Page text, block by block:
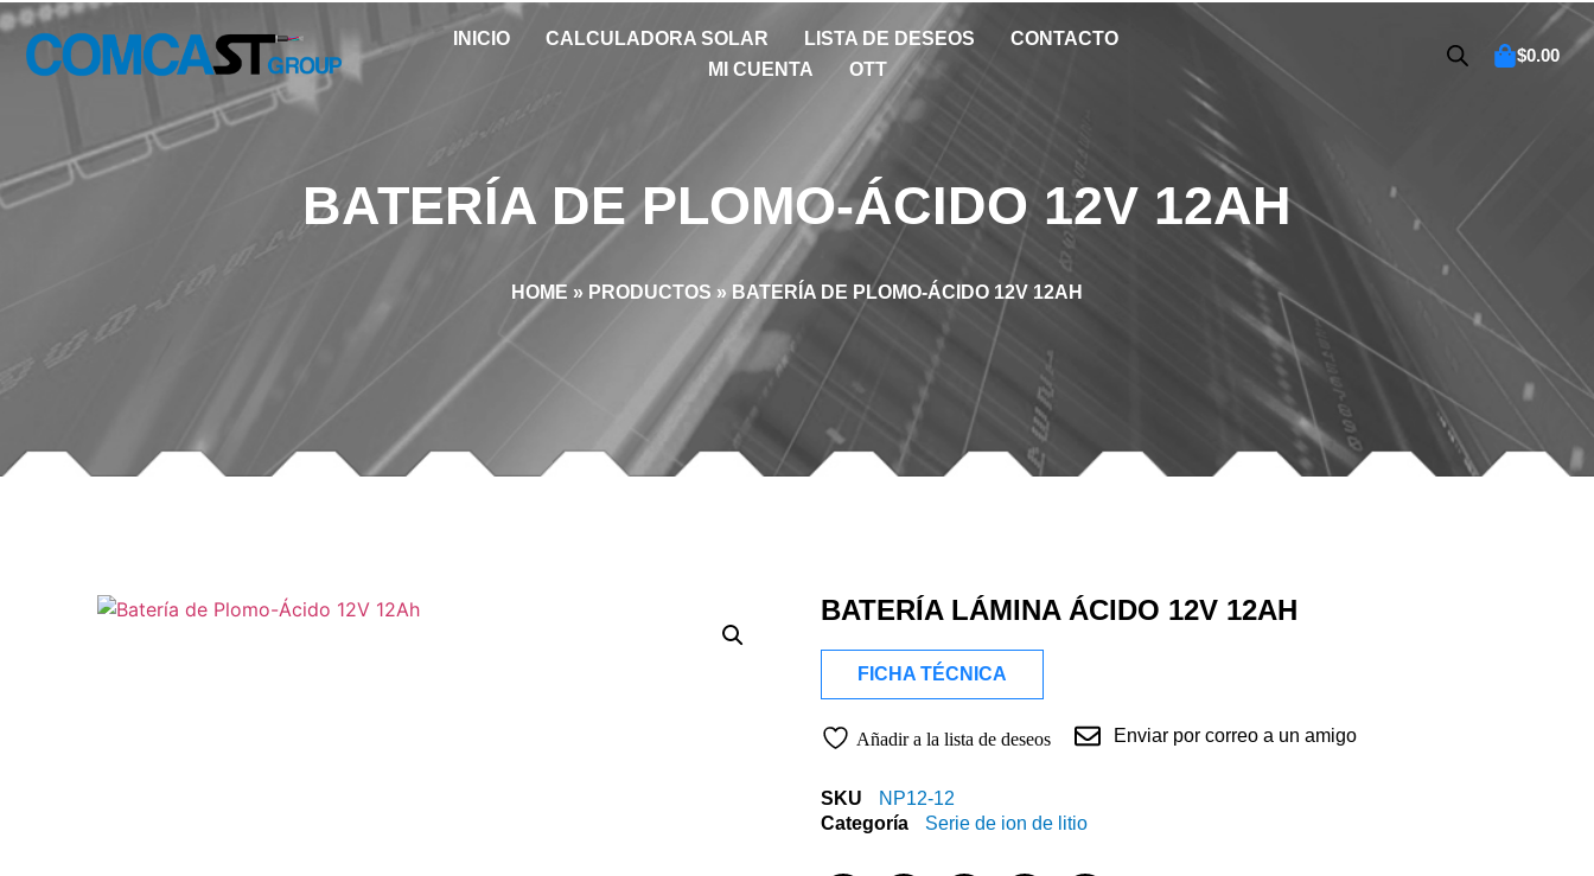
INICIO CALCULADORA SOLAR LISTA DE DESEOS
CONTACTO
MI CUENTA
OTT
$0.00
BATERÍA DE PLOMO-ÁCIDO 12V 12AH
HOME » PRODUCTOS » BATERÍA DE PLOMO-ÁCIDO 12V 12AH
BATERÍA LÁMINA ÁCIDO 12V 12AH
FICHA TÉCNICA
Añadir a la lista de deseos Enviar por correo a un amigo
SKU
NP12-12
Categoría
Serie de ion de litio